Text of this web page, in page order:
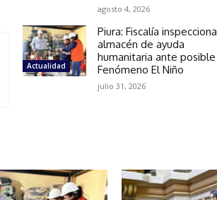
agosto 4, 2026
Actualidad
Piura: Fiscalía inspecciona
almacén de ayuda
humanitaria ante posible
Fenómeno El Niño
julio 31, 2026